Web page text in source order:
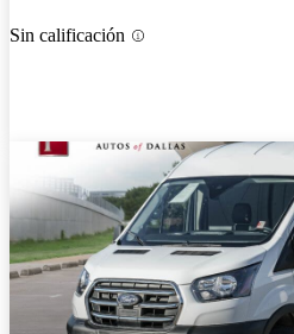
Sin calificación